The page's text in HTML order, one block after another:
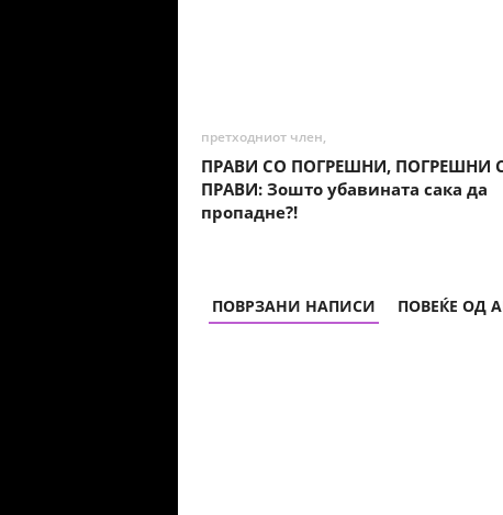
претходниот член,
ПРАВИ СО ПОГРЕШНИ, ПОГРЕШНИ
ПРАВИ: Зошто убавината сака да
пропадне?!
ПОВРЗАНИ НАПИСИ ПОВЕЌЕ ОД